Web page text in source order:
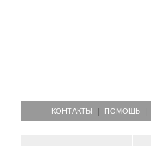
КОНТАКТЫ ПОМОЩЬ